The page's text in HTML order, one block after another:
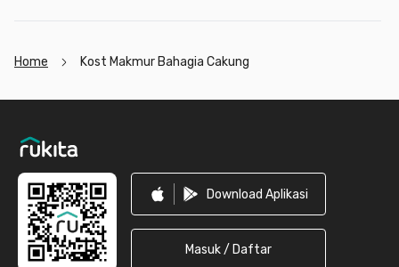
Home Kost Makmur Bahagia Cakung
Download Aplikasi
Masuk / Daftar